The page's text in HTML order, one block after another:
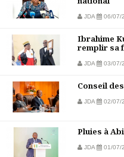
JDA 06/07/
Ibrahime
remplir sa
JDA 03/07/
Conseil
JDA 02/07/
Pluies à
JDA 01/07/